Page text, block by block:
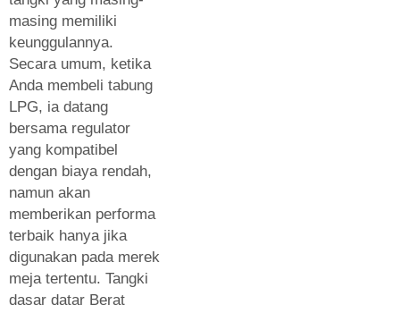
masing memiliki
keunggulannya.
Secara umum, ketika
Anda membeli tabung
LPG, ia datang
bersama regulator
yang kompatibel
dengan biaya rendah,
namun akan
memberikan performa
terbaik hanya jika
digunakan pada merek
meja tertentu. Tangki
dasar datar Berat